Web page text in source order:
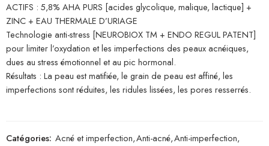
ACTIFS : 5,8% AHA PURS [acides glycolique, malique, lactique] +
ZINC + EAU THERMALE D’URIAGE
Technologie anti-stress [NEUROBIOX TM + ENDO REGUL PATENT]
pour limiter l’oxydation et les imperfections des peaux acnéiques,
dues au stress émotionnel et au pic hormonal.
Résultats : La peau est matifiée, le grain de peau est affiné, les
imperfections sont réduites, les ridules lissées, les pores resserrés.
Catégories: Acné et imperfection,Anti-acné,Anti-imperfection,